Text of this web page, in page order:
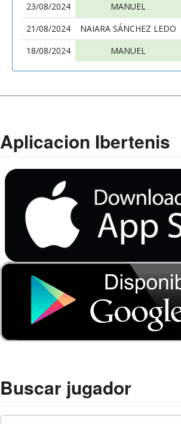
23/08/2024
MANUEL
21/08/2024
NAIARA SÁNCHEZ LEDO
18/08/2024
MANUEL
Aplicacion Ibertenis
Buscar jugador